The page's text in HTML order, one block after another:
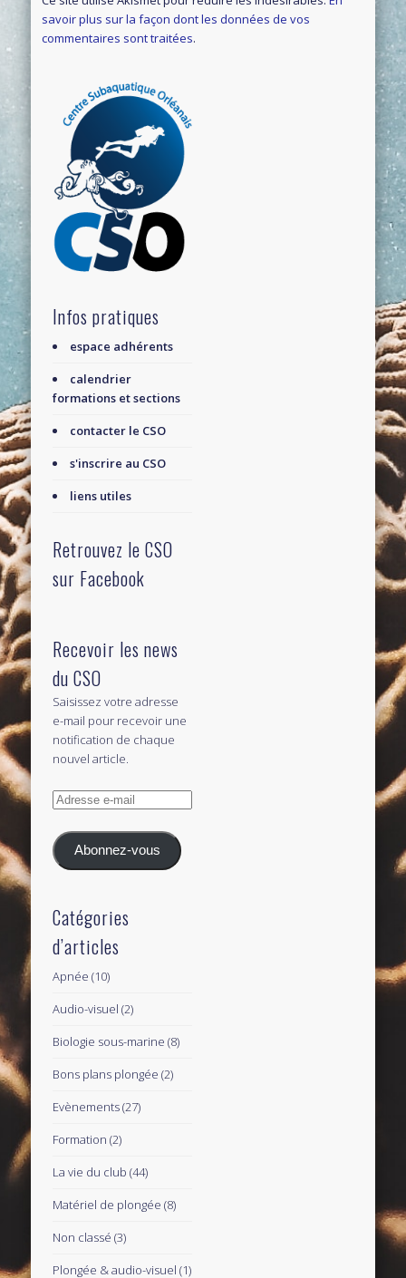
savoir plus sur la façon dont les données de vos
commentaires sont traitées.
Infos pratiques
espace adhérents
calendrier
formations et sections
contacter le CSO
s'inscrire au CSO
liens utiles
Retrouvez le CSO
sur Facebook
Recevoir les news
du CSO
Saisissez votre adresse
e-mail pour recevoir une
notification de chaque
nouvel article.
Adresse
mail
Abonnez-vous
Catégories
d’articles
Apnée (10)
Audio-visuel (2)
Biologie sous-marine (8)
Bons plans plongée (2)
Evènements(27)
Formation (2)
La vie du club (44)
Matériel de plongée (8)
Non classé (3)
Plongée & audio-visuel (1)